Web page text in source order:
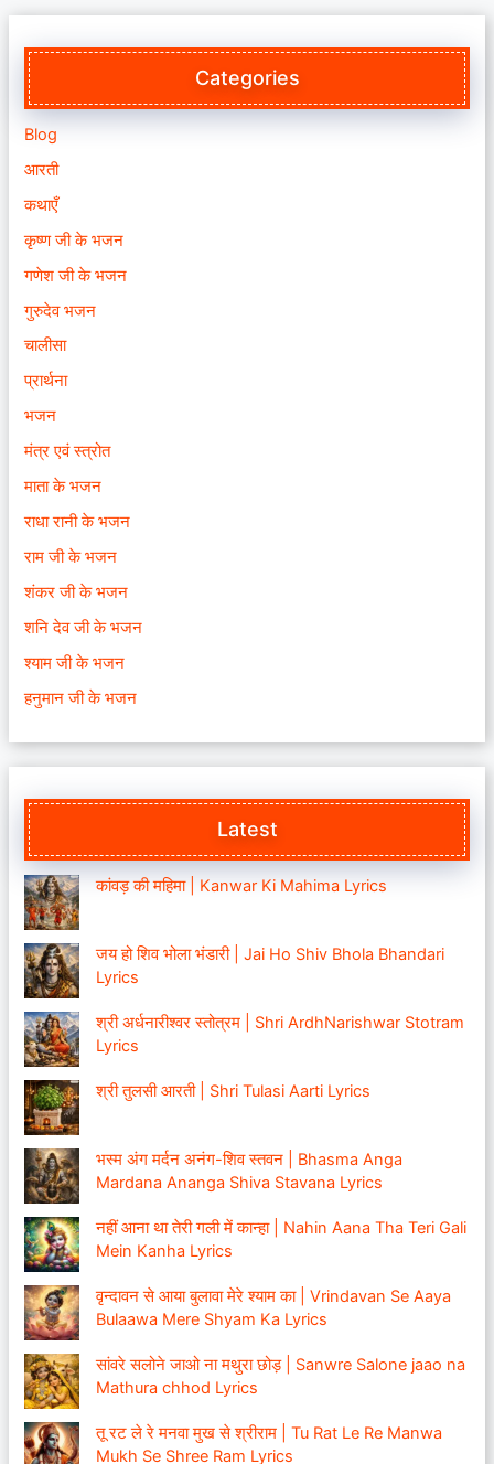
Categories
Blog
आरती
कथाएँ
कृष्ण जी के भजन
गणेश जी के भजन
गुरुदेव भजन
चालीसा
प्रार्थना
भजन
मंत्र एवं स्त्रोत
माता के भजन
राधा रानी के भजन
राम जी के भजन
शंकर जी के भजन
शनि देव जी के भजन
श्याम जी के भजन
हनुमान जी के भजन
Latest
कांवड़ की महिमा | Kanwar Ki Mahima Lyrics
जय हो शिव भोला भंडारी | Jai Ho Shiv Bhola Bhandari
Lyrics
श्री अर्धनारीश्वर स्तोत्रम | Shri ArdhNarishwar Stotram
Lyrics
श्री तुलसी आरती | Shri Tulasi Aarti Lyrics
भस्म अंग मर्दन अनंग-शिव स्तवन | Bhasma Anga
Mardana Ananga Shiva Stavana Lyrics
नहीं आना था तेरी गली में कान्हा | Nahin Aana Tha Teri Gali
Mein Kanha Lyrics
वृन्दावन से आया बुलावा मेरे श्याम का | Vrindavan Se Aaya
Bulaawa Mere Shyam Ka Lyrics
सांवरे सलोने जाओ ना मथुरा छोड़ | Sanwre Salone jaao na
Mathura chhod Lyrics
तू रट ले रे मनवा मुख से श्रीराम | Tu Rat Le Re Manwa
Mukh Se Shree Ram Lyrics